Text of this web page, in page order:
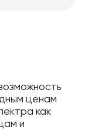
ценам
как
и